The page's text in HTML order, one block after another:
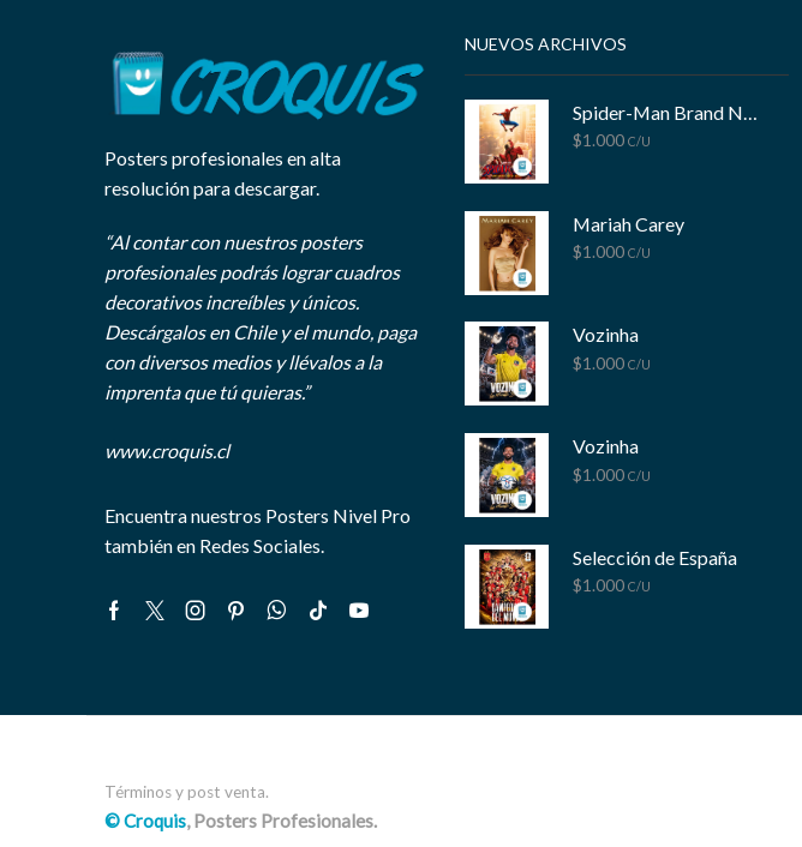
Posters profesionales en alta
resolución para descargar.
“Al contar con nuestros posters
profesionales podrás lograr cuadros
decorativos increíbles y únicos.
Descárgalos en Chile y el mundo, paga
con diversos medios y llévalos a la
imprenta que tú quieras.”
www.croquis.cl
Encuentra nuestros Posters Nivel Pro
también en Redes Sociales.
Facebook
TwitterInstagram
PinterestWhatsapp
Tik- Youtube
NUEVOS ARCHIVOS
$1.000 C/U
Mariah Carey
$1.000 C/U
Vozinha
$1.000 C/U
Vozinha
$1.000 C/U
Selección de España
$1.000 C/U
Términos y post venta.
© Croquis, Posters Profesionales.